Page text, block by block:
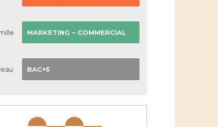
MARKETING – COMMERCIAL
BAC+5